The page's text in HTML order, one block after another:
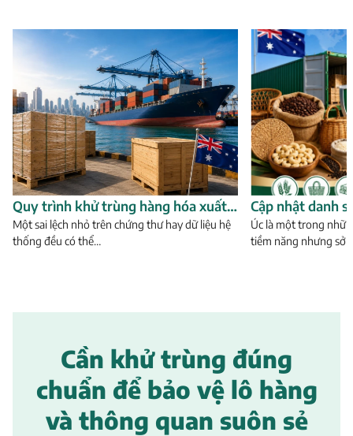
Quy trình khử trùng hàng hóa xuất
khẩu sang Úc từ A-Z
Một sai lệch nhỏ trên chứng thư hay dữ liệu hệ
thống đều có thể…
Cập nhật danh
khẩu sang Úc
Úc là một trong
tiềm năng nhưng sở
Cần khử trùng đúng
chuẩn để bảo vệ lô hàng
và thông quan suôn sẻ